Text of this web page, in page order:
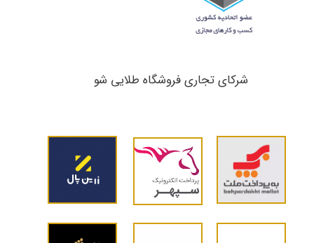
شرکای تجاری ​​​​​​​فروشگاه طلایی شو